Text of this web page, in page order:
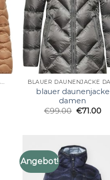
BLAUER DAUNENJACKE DAMEN
blauer daunenjacke
damen
€99.00 €71.00
Angebot!